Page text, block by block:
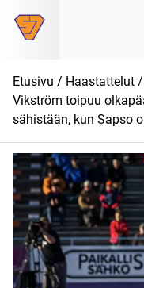
suoraan
Etusivu / Haastattelut /
Vikström toipuu
sähistään, kun Sapso